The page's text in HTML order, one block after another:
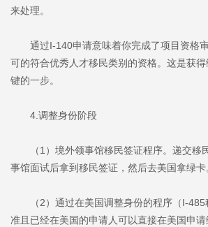
来处理。
通过I-140申请意味着你完成了项目资格审
可的符合优秀人才移民类别的资格。这是获
键的一步。
4.调整身份阶段
（1）境外领事馆移民签证程序。递交移
事馆面试后拿到移民签证，然后去美国拿绿卡
（2）通过在美国调整身份的程序（I-485
准且已经在美国的申请人可以直接在美国申请